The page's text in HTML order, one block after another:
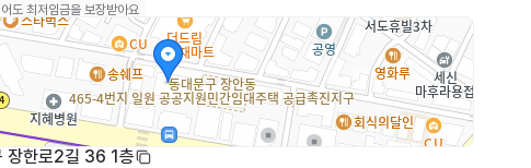
도 최저임금을 보장받아요
장한로2길 36 1층